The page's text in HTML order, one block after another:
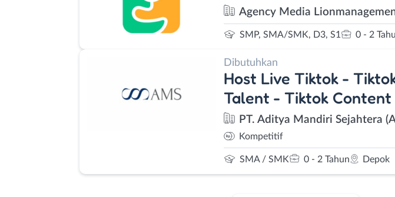
Agency Media
SMP, SMA/SMK, D3, S1 0 - 2
Dibutuhkan
Host Live Tiktok -
Talent - Tiktok
PT. Aditya Mandiri Sejahtera
Kompetitif
SMA / SMK 0 - 2 Tahun Depok